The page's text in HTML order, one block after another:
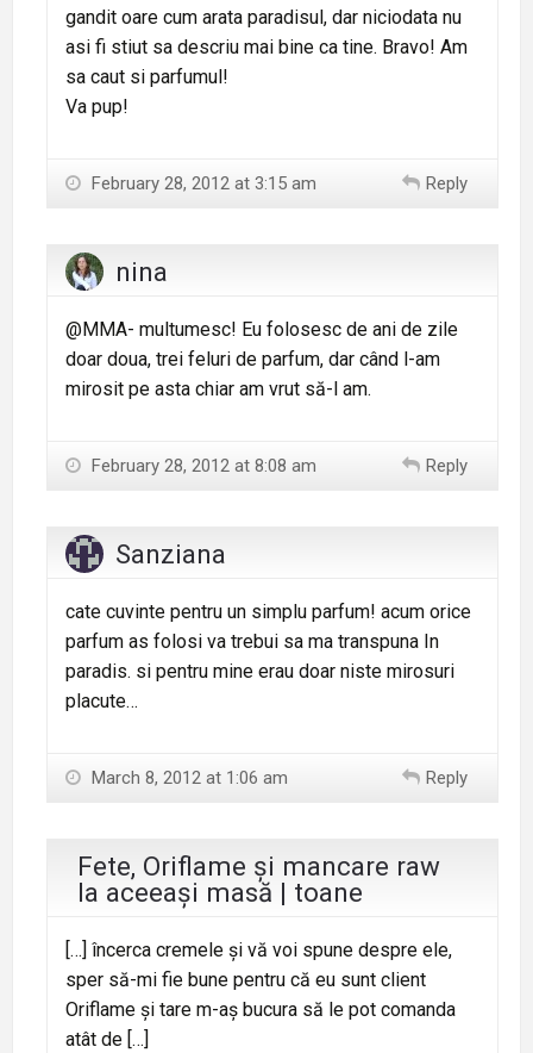
gandit oare cum arata paradisul, dar niciodata nu
asi fi stiut sa descriu mai bine ca tine. Bravo! Am
sa caut si parfumul!
Va pup!
February 28, 2012 at 3:15 am Reply
nina
@MMA- multumesc! Eu folosesc de ani de zile
doar doua, trei feluri de parfum, dar când l-am
mirosit pe asta chiar am vrut să-l am.
February 28, 2012 at 8:08 am Reply
Sanziana
cate cuvinte pentru un simplu parfum! acum orice
parfum as folosi va trebui sa ma transpuna In
paradis. si pentru mine erau doar niste mirosuri
placute…
March 8, 2012 at 1:06 am Reply
Fete, Oriflame și mancare raw
la aceeași masă | toane
[…] încerca cremele și vă voi spune despre ele,
sper să-mi fie bune pentru că eu sunt client
Oriflame și tare m-aș bucura să le pot comanda
atât de […]